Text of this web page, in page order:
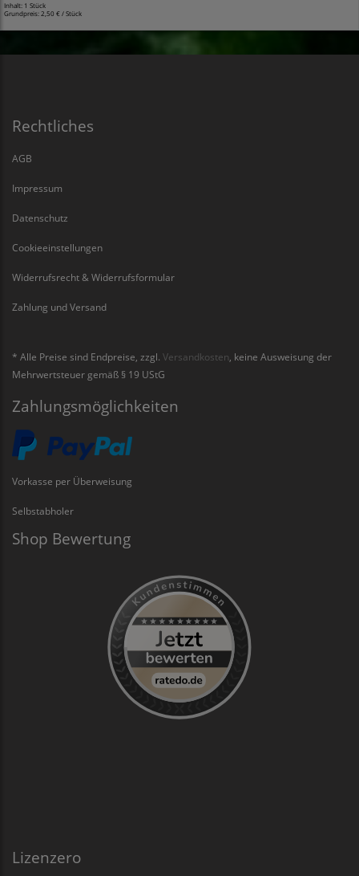
Inhalt: 1 Stück
Grundpreis: 2,50 € / Stück
Rechtliches
AGB
Impressum
Datenschutz
Cookieeinstellungen
Widerrufsrecht & Widerrufsformular
Zahlung und Versand
* Alle Preise sind Endpreise, zzgl. Versandkosten , keine Ausweisung der
Mehrwertsteuer gemäß § 19 UStG
Zahlungsmöglichkeiten
Vorkasse per Überweisung
Selbstabholer
Shop Bewertung
Lizenzero